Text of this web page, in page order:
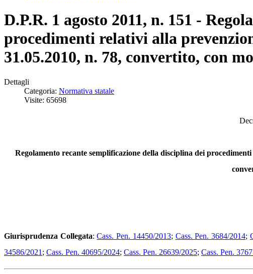
D.P.R. 1 agosto 2011, n. 151 -
procedimenti relativi alla
31.05.2010, n. 78, convertito, con
Dettagli
Categoria: Normativa statale
Visite: 65698
Regolamento recante semplificazione della disciplina dei
Giurisprudenza Collegata:Cass. Pen. 14450/2013; Cass. Pen. 3684/2014;
34586/2021 ; Cass. Pen. 40695/2024; Cass. Pen. 26639/2025; Cass. Pen.